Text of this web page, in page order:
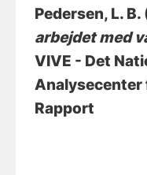
Pedersen, L. B.
arbejdet med
VIVE - Det
Analysecenter
Rapport